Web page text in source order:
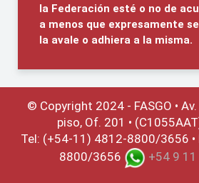
la Federación esté o no de
a menos que expresamente
la avale o adhiera a la misma.
© Copyright 2024 - FASGO •
piso, Of. 201 • (C1055AAT)
Tel: (+54-11) 4812-8800/3656
8800/3656
+54 9